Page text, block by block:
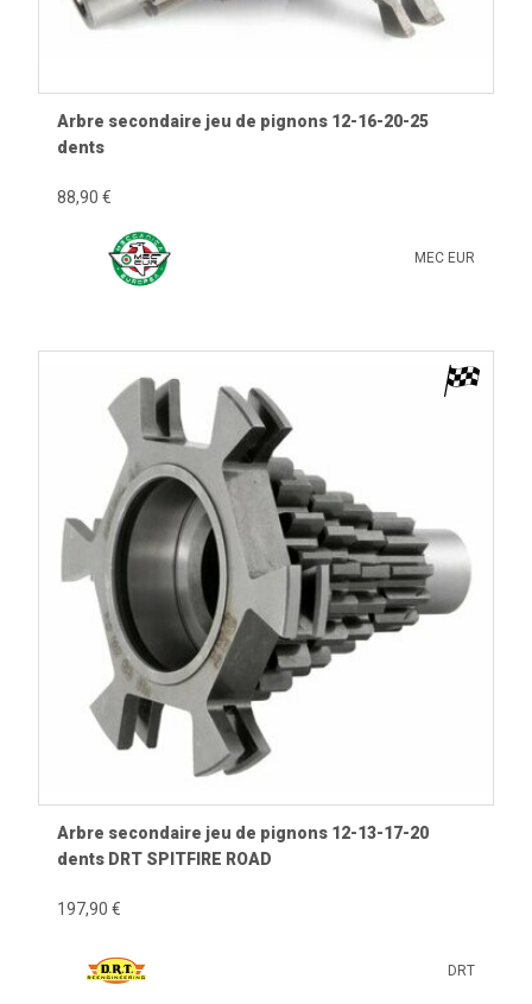
Arbre secondaire jeu de pignons 12-16-20-25
dents
88,90 €
MEC EUR
Arbre secondaire jeu de pignons 12-13-17-20
dents DRT SPITFIRE ROAD
197,90 €
DRT